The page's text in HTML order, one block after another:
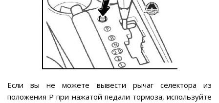
Если вы не можете вывести рычаг селектора из
положения Р при нажатой педали тормоза, используйте